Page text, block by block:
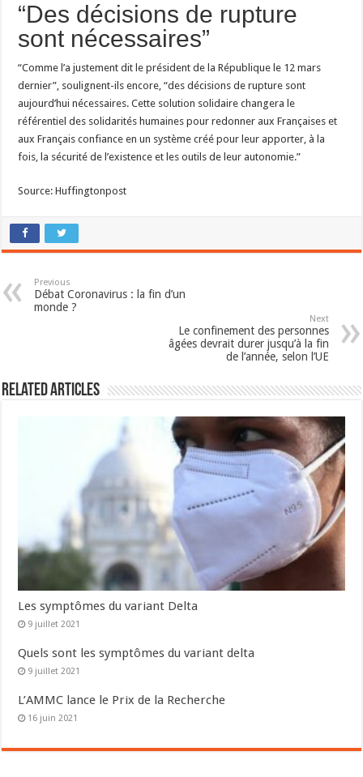
“Des décisions de rupture
sont nécessaires”
“Comme l’a justement dit le président de la République le 12 mars
dernier”, soulignent-ils encore, “des décisions de rupture sont
aujourd’hui nécessaires. Cette solution solidaire changera le
référentiel des solidarités humaines pour redonner aux Françaises et
aux Français confiance en un système créé pour leur apporter, à la
fois, la sécurité de l’existence et les outils de leur autonomie.”
Source: Huffingtonpost
Previous
Débat Coronavirus : la fin d’un
monde ?
Next
Le confinement des personnes
âgées devrait durer jusqu’à la fin
de l’année, selon l’UE
Related Articles
Les symptômes du variant Delta
9 juillet 2021
Quels sont les symptômes du variant delta
9 juillet 2021
L’AMMC lance le Prix de la Recherche
16 juin 2021